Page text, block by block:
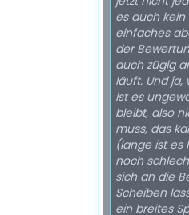
es auch kein
einfaches
der
auch zügig
läuft. Und
ist es
bleibt, also
muss, das
(lange ist es
noch
sich an die
Scheiben
ein breites